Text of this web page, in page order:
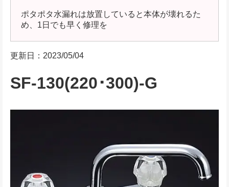
ポタポタ水漏れは放置していると本体が壊れるた
め、1日でも早く修理を
更新日：2023/05/04
SF-130(220･300)-G